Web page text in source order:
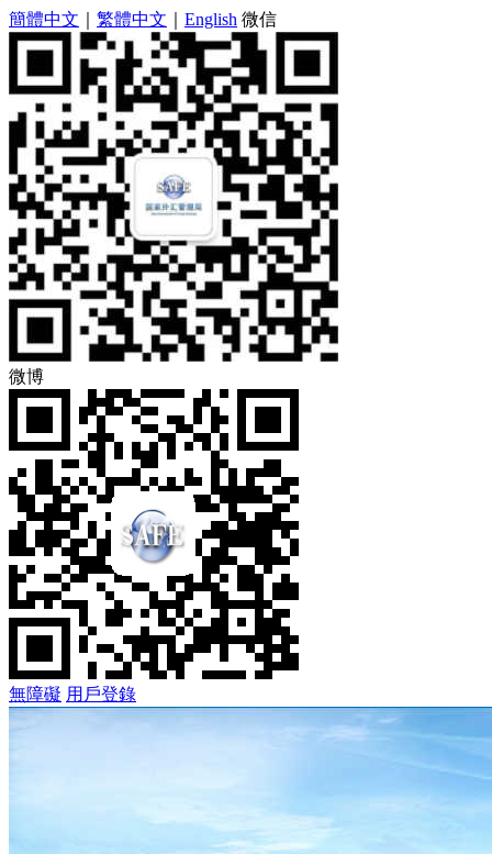
簡體中文 繁體中文 English 微信
微博
無障礙 用戶登錄